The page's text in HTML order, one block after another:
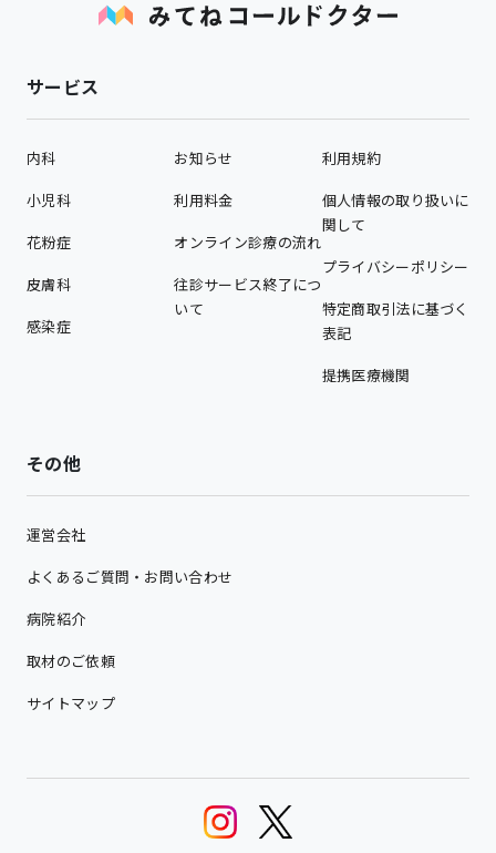
サービス
内科
小児科
花粉症
皮膚科
感染症
お知らせ
利用料金
オンライン診療の流れ
往診サービス終了につ
いて
利用規約
個人情報の取り扱いに
関して
プライバシーポリシー
特定商取引法に基づく
表記
提携医療機関
その他
運営会社
よくあるご質問・お問い合わせ
病院紹介
取材のご依頼
サイトマップ